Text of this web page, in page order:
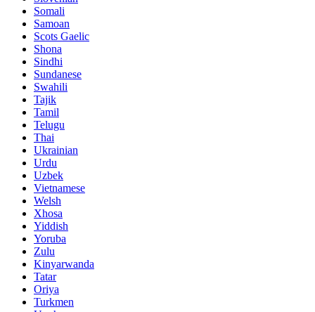
Somali
Samoan
Scots Gaelic
Shona
Sindhi
Sundanese
Swahili
Tajik
Tamil
Telugu
Thai
Ukrainian
Urdu
Uzbek
Vietnamese
Welsh
Xhosa
Yiddish
Yoruba
Zulu
Kinyarwanda
Tatar
Oriya
Turkmen